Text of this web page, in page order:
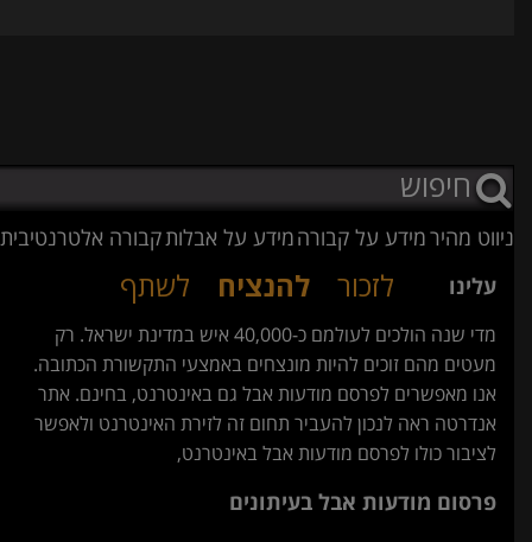
ניווט מהירמידע על קבורהמידע על אבלותקבורה אלטרנטיבית
לזכור להנציח לשתף עלינו
מדי שנה הולכים לעולמם כ-40,000 איש במדינת ישראל. רק
מעטים מהם זוכים להיות מונצחים באמצעי התקשורת הכתובה.
אנו מאפשרים לפרסם מודעות אבל גם באינטרנט, בחינם. אתר
אנדרטה ראה לנכון להעביר תחום זה לזירת האינטרנט ולאפשר
לציבור כולו לפרסם מודעות אבל באינטרנט,
פרסום מודעות אבל בעיתונים